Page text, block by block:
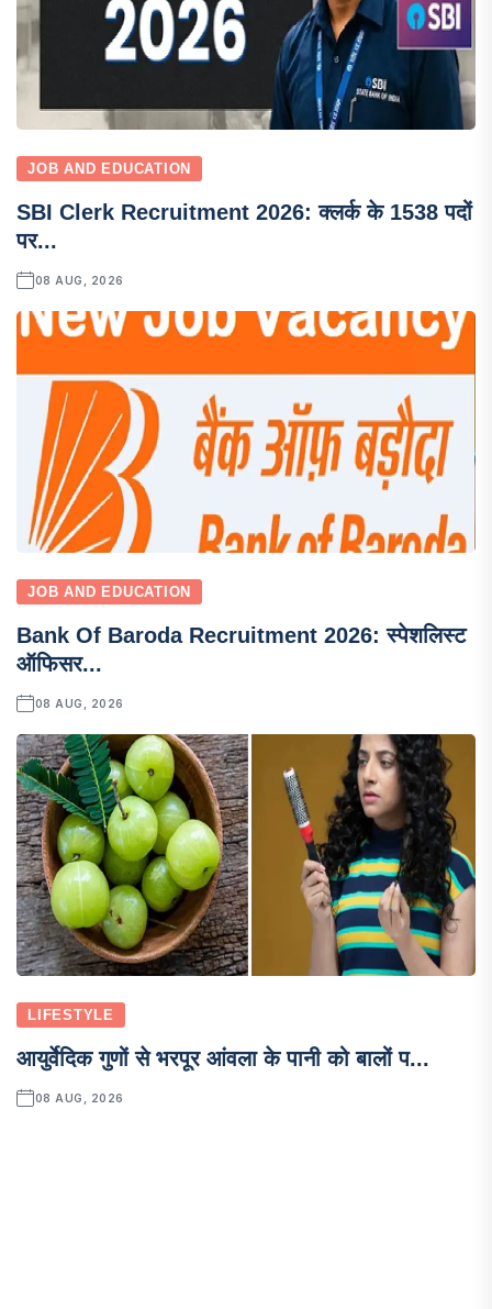
JOB AND EDUCATION
SBI Clerk Recruitment 2026: क्लर्क के 1538 पदों
पर...
08 AUG, 2026
JOB AND EDUCATION
Bank Of Baroda Recruitment 2026: स्पेशलिस्ट
ऑफिसर...
08 AUG, 2026
LIFESTYLE
आयुर्वेदिक गुणों से भरपूर आंवला के पानी को बालों प...
08 AUG, 2026